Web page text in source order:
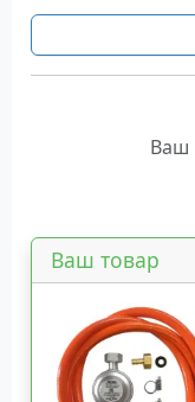
Ваш
Ваш товар